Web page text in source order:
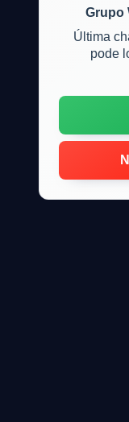
Grupo
Última
pode